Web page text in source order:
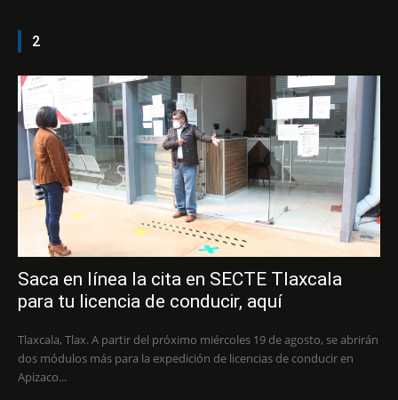
2
Saca en línea la cita en SECTE Tlaxcala
para tu licencia de conducir, aquí
Tlaxcala, Tlax. A partir del próximo miércoles 19 de agosto, se abrirán
dos módulos más para la expedición de licencias de conducir en
Apizaco...